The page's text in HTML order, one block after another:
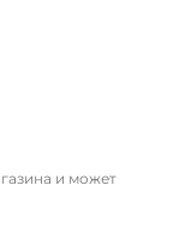
и может